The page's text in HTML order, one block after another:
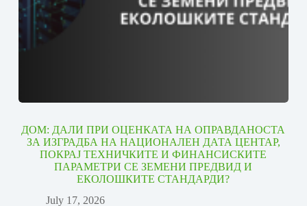
ДОМ: ДАЛИ ПРИ ОЦЕНКАТА НА ОПРАВДАНОСТА
ЗА ИЗГРАДБА НА НАЦИОНАЛЕН ДАТА ЦЕНТАР,
ПОКРАЈ ТЕХНИЧКИТЕ И ФИНАНСИСКИТЕ
ПАРАМЕТРИ СЕ ЗЕМЕНИ ПРЕДВИД И
ЕКОЛОШКИТЕ СТАНДАРДИ?
July 17, 2026